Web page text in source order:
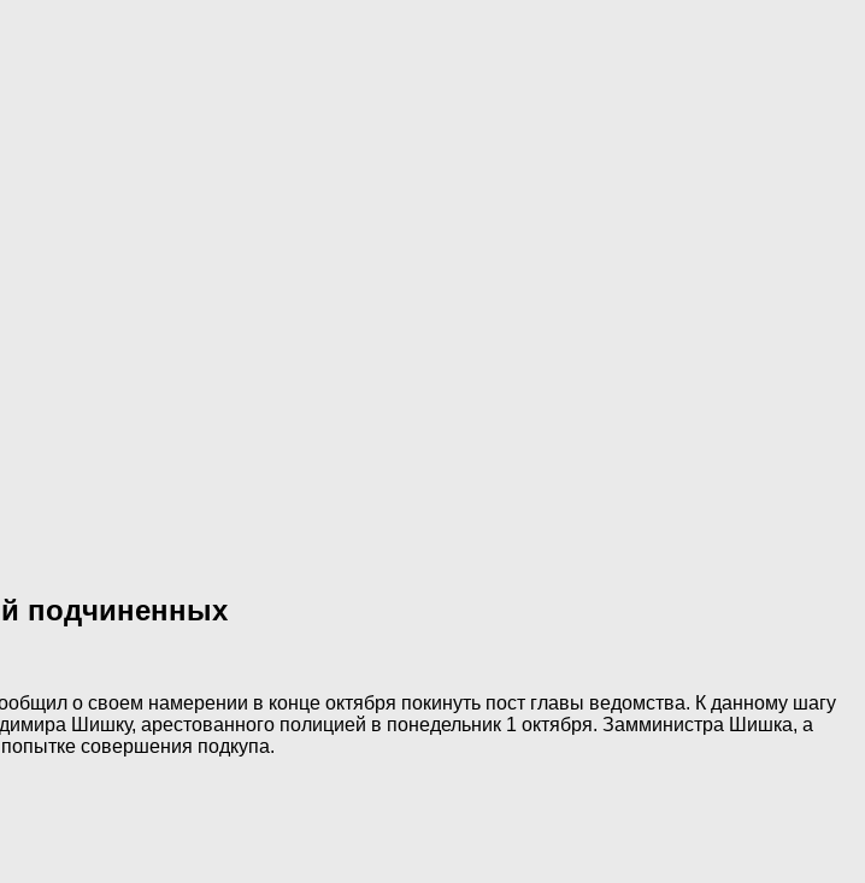
подчиненных
о своем намерении в конце октября покинуть пост главы ведомства. К данному шагу
Шишку, арестованного полицией в понедельник 1 октября. Замминистра Шишка, а
совершения подкупа.